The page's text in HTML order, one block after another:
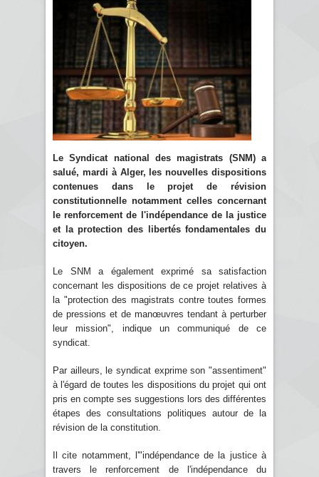
Le Syndicat national des magistrats (SNM) a
salué, mardi à Alger, les nouvelles dispositions
contenues dans le projet de révision
constitutionnelle notamment celles concernant
le renforcement de l'indépendance de la justice
et la protection des libertés fondamentales du
citoyen.
Le SNM a également exprimé sa satisfaction
concernant les dispositions de ce projet relatives à
la "protection des magistrats contre toutes formes
de pressions et de manœuvres tendant à perturber
leur mission", indique un communiqué de ce
syndicat.
Par ailleurs, le syndicat exprime son "assentiment"
à l'égard de toutes les dispositions du projet qui ont
pris en compte ses suggestions lors des différentes
étapes des consultations politiques autour de la
révision de la constitution.
Il cite notamment, l'"indépendance de la justice à
travers le renforcement de l'indépendance du